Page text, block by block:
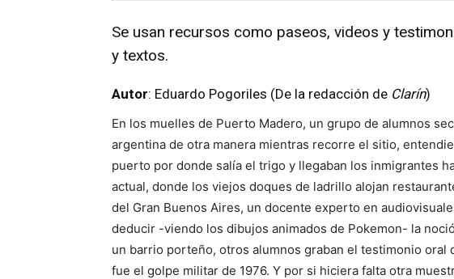
Se usan recursos como paseos, videos y
y textos.
Autor: Eduardo Pogoriles (De la redacción de Clarín)
En los muelles de Puerto Madero, un grupo de alumnos
argentina de otra manera mientras recorre el sitio,
puerto por donde salía el trigo y llegaban los inmigrantes
actual, donde los viejos doques de ladrillo alojan
del Gran Buenos Aires, un docente experto en
deducir -viendo los dibujos animados de Pokemon- la
un barrio porteño, otros alumnos graban el testimonio oral
fue el golpe militar de 1976. Y por si hiciera falta otra